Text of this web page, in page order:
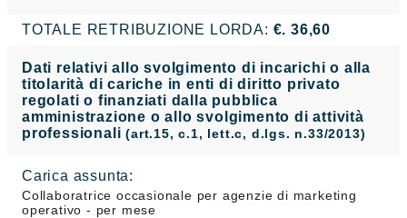
TOTALE RETRIBUZIONE LORDA: €. 36,60
Dati relativi allo svolgimento di incarichi o alla
titolarità di cariche in enti di diritto privato
regolati o finanziati dalla pubblica
amministrazione o allo svolgimento di attività
professionali(art.15, c.1, lett.c, d.lgs. n.33/2013)
Carica assunta:
Collaboratrice occasionale per agenzie di marketing
operativo - per mese